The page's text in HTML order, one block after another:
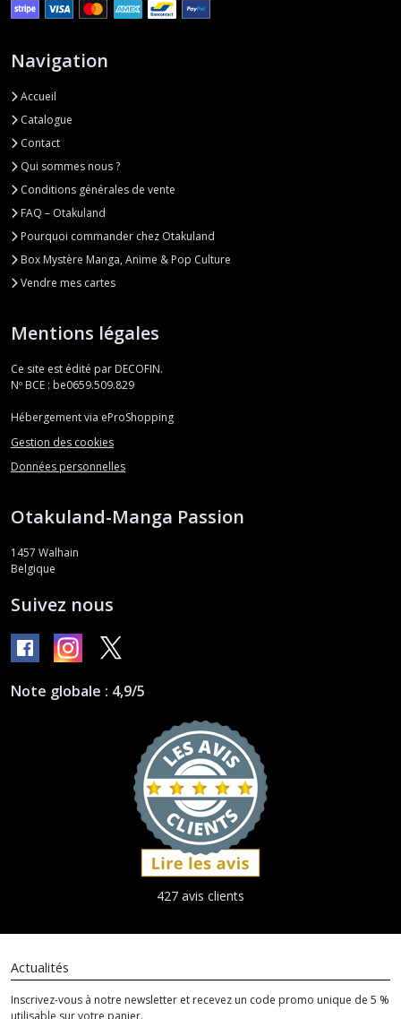
Navigation
Accueil
Catalogue
Contact
Qui sommes nous ?
Conditions générales de vente
FAQ – Otakuland
Pourquoi commander chez Otakuland
Box Mystère Manga, Anime & Pop Culture
Vendre mes cartes
Mentions légales
Ce site est édité par DECOFIN.
Nº BCE : be0659.509.829
Hébergement via eProShopping
Gestion des cookies
Données personnelles
Otakuland-Manga Passion
1457 Walhain
Belgique
Suivez nous
Note globale : 4,9/5
427 avis clients
Actualités
Inscrivez-vous à notre newsletter et recevez un code promo unique de 5 %
utilisable sur votre panier.